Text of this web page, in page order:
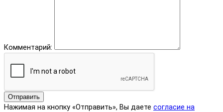
Комментарий:
Отправить
Нажимая на кнопку «Отправить», Вы даете согласие на